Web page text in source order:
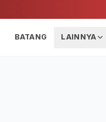
BATANG LAINNYA